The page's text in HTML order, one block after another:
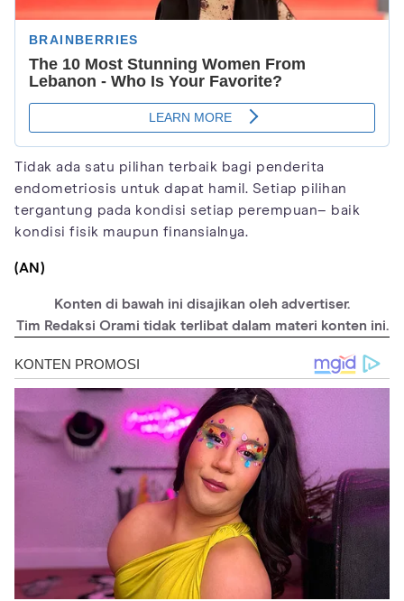
Tidak ada satu pilihan terbaik bagi penderita
endometriosis untuk dapat hamil. Setiap pilihan
tergantung pada kondisi setiap perempuan– baik
kondisi fisik maupun finansialnya.
(AN)
Konten di bawah ini disajikan oleh advertiser.
Tim Redaksi Orami tidak terlibat dalam materi konten ini.